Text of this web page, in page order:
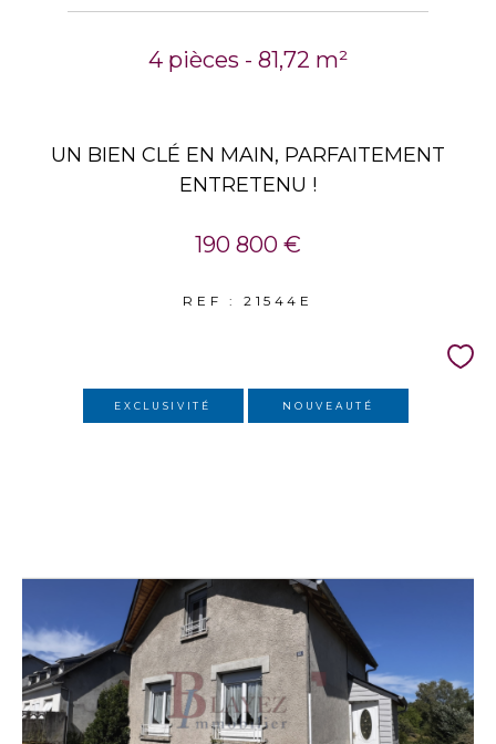
4 pièces - 81,72 m²
UN BIEN CLÉ EN MAIN, PARFAITEMENT
ENTRETENU !
190 800 €
REF : 21544E
EXCLUSIVITÉ NOUVEAUTÉ